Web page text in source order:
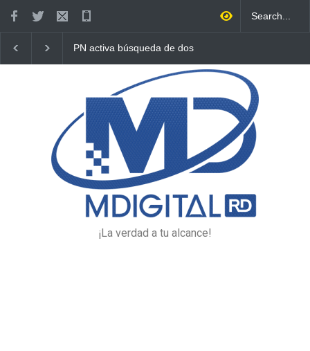
PN activa búsqueda de dos
Higüey
reincidente en hechos
delictivos en Veron
¡La verdad a tu alcance!